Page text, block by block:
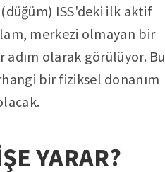
(düğüm) ISS'deki ilk aktif
merkezi olmayan bir
olarak görülüyor. Bu
bir fiziksel donanım
YARAR?